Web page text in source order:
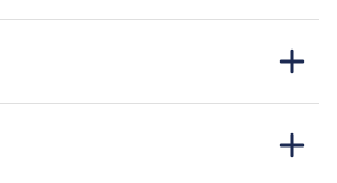
die
'Unser Moment' Arena Tour